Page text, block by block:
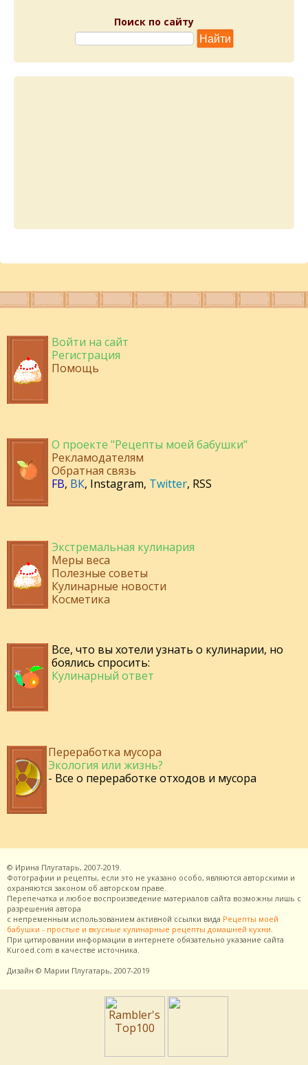
Поиск по сайту
Войти на сайт
Регистрация
Помощь
О проекте "Рецепты моей бабушки"
Рекламодателям
Обратная связь
FB, ВК, Instagram, Twitter, RSS
Экстремальная кулинария
Меры веса
Полезные советы
Кулинарные новости
Косметика
Все, что вы хотели узнать о кулинарии, но
боялись спросить:
Кулинарный ответ
Переработка мусора
Экология или жизнь?
- Все о переработке отходов и мусора
© Ирина Плугатарь, 2007-2019.
Фотографии и рецепты, если это не указано особо, являются авторскими и
охраняются законом об авторском праве.
Перепечатка и любое воспроизведение материалов сайта возможны лишь с
разрешения автора
с непременным использованием активной ссылки вида Рецепты моей
бабушки - простые и вкусные кулинарные рецепты домашней кухни
При цитировании информации в интернете обязательно указание сайта
Kuroed.com в качестве источника.
Дизайн © Марии Плугатарь, 2007-2019